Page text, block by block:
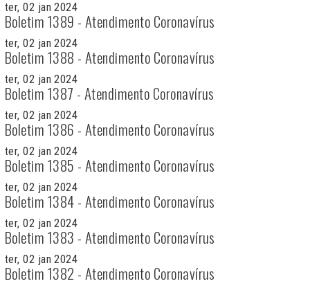
ter, 02 jan 2024
Boletim 1389 - Atendimento Coronavírus
ter, 02 jan 2024
Boletim 1388 - Atendimento Coronavírus
ter, 02 jan 2024
Boletim 1387 - Atendimento Coronavírus
ter, 02 jan 2024
Boletim 1386 - Atendimento Coronavírus
ter, 02 jan 2024
Boletim 1385 - Atendimento Coronavírus
ter, 02 jan 2024
Boletim 1384 - Atendimento Coronavírus
ter, 02 jan 2024
Boletim 1383 - Atendimento Coronavírus
ter, 02 jan 2024
Boletim 1382 - Atendimento Coronavírus